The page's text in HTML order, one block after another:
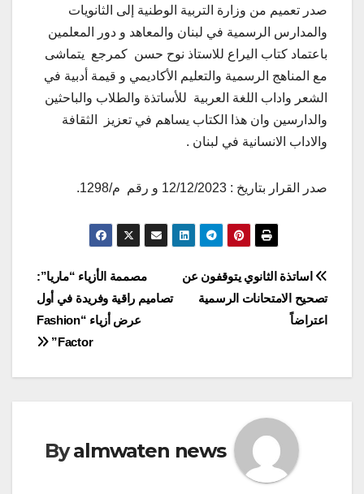
صدر تعميم من وزارة التربية الوطنية إلى الثانويات
والمدارس الرسمية في لبنان والمعاهد و دور المعلمين
باعتماد كتاب اليراع للاستاذ نوح حسن كمرجع يتماشى
مع المناهج الرسمية والتعليم الأكاديمي و قيمة أدبية في
الشعر واداب اللغة العربية للأساتذة والطلاب والباحثين
والدارسين وان هذا الكتاب يساهم في تعزيز الثقافة
والاداب الانسانية في لبنان .
صدر القرار بتاريخ : 12/12/2023 و رقم م/1298.
Post
navigation
مصممة الأزياء “ماريا”:
تصاميم راقية وفريدة في أول
عرض أزياء “Fashion
Factor”
اساتذة الثانوي يتوقفون عن
تصحيح الامتحانات الرسمية
اعتراضاً
Byalmwaten news